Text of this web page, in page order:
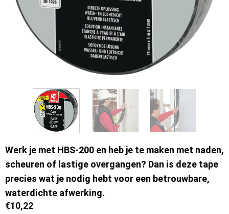
Werk je met HBS-200 en heb je te maken met naden,
scheuren of lastige overgangen? Dan is deze tape
precies wat je nodig hebt voor een betrouwbare,
waterdichte afwerking.
€10,22